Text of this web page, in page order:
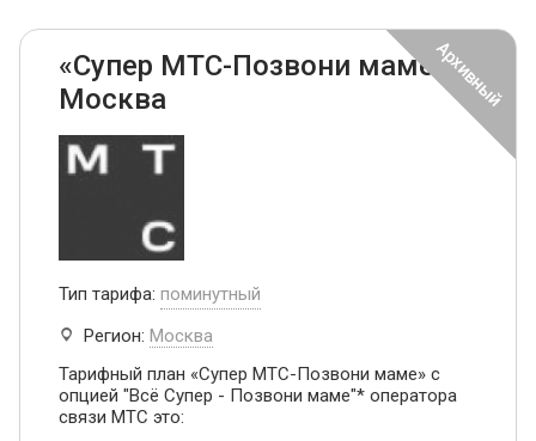
«Супер МТС-Позвони маме»
Москва
Тип тарифа: поминутный
Регион: Москва
Тарифный план «Супер МТС-Позвони маме» с
опцией "Всё Супер - Позвони маме"* оператора
связи МТС это: